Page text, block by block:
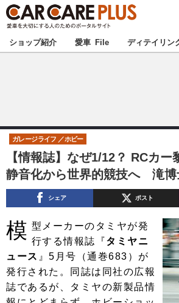
★カーケアプラス認定★ 厳選プロシ
甲信越
東海
中国
九州
注目の記事
ショップレポート
ディテイリング
ショップ紹介 愛車 File ディテイリン
【情報誌】なぜ1/12？ RCカー
静音化から世界的競技へ 滝博
ガレージライフ ホビー
シェア ポスト
模 型メーカーのタミヤが発
行する情報誌『タミヤニ
ュース 』5月号（通巻683）が
発行された。同誌は同社の広報
誌であるが、タミヤの新製品情